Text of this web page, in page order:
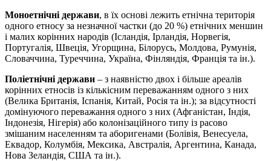
Моноетнічні держави, в їх основі лежить етнічна територія
одного етносу за незначної частки (до 20 %) етнічних меншин
і малих корінних народів (Ісландія, Ірландія, Норвегія,
Португалія, Швеція, Угорщина, Білорусь, Молдова, Румунія,
Словаччина, Туреччина, Україна, Фінляндія, Франція та ін.).
Поліетнічні держави – з наявністю двох і більше ареалів
корінних етносів із кількісним переважанням одного з них
(Велика Британія, Іспанія, Китай, Росія та ін.); за відсутності
домінуючого переважання одного з них (Афганістан, Індія,
Індонезія, Нігерія) або колонізаційного типу із расово
змішаним населенням та аборигенами (Болівія, Венесуела,
Еквадор, Колумбія, Мексика, Австралія, Аргентина, Канада,
Нова Зеландія, США та ін.).